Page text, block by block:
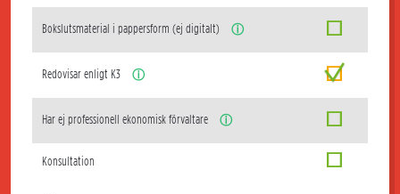
Bokslutsmaterial i pappersform (ej digitalt) ⓘ
Redovisar enligt K3 ⓘ
Har ej professionell ekonomisk förvaltare ⓘ
Konsultation